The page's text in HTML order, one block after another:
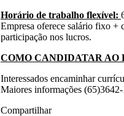
Horário de trabalho flexível:
Empresa oferece salário fixo +
participação nos lucros.
COMO CANDIDATAR AO
Interessados encaminhar
Maiores informações
Compartilhar